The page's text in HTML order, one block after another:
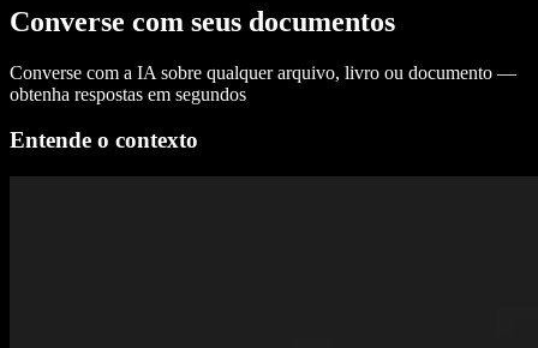
Converse com seus documentos
Converse com a IA sobre qualquer arquivo, livro ou documento —
obtenha respostas em segundos
Entende o contexto